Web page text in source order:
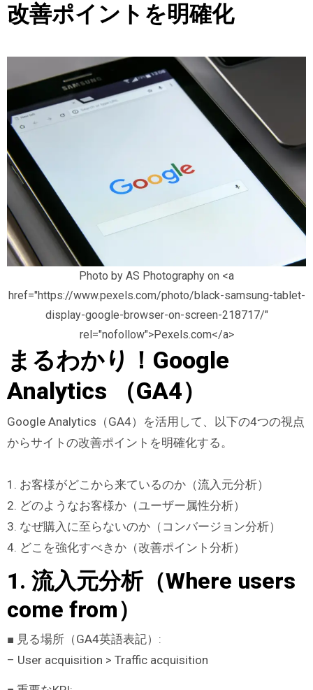
改善ポイントを明確化
Photo by AS Photography on <a
href="https://www.pexels.com/photo/black-samsung-tablet-
display-google-browser-on-screen-218717/"
rel="nofollow">Pexels.com</a>
まるわかり！Google
Analytics （GA4）
Google Analytics（GA4）を活用して、以下の4つの視点
からサイトの改善ポイントを明確化する。
1. お客様がどこから来ているのか（流入元分析）
2. どのようなお客様か（ユーザー属性分析）
3. なぜ購入に至らないのか（コンバージョン分析）
4. どこを強化すべきか（改善ポイント分析）
1. 流入元分析（Where users
come from）
■ 見る場所（GA4英語表記）:
– User acquisition > Traffic acquisition